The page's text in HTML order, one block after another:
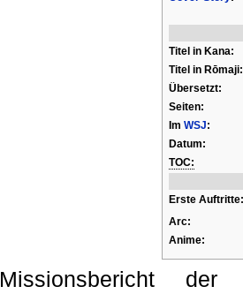
Titel in Kana:
Titel in Rōmaji:
Übersetzt:
Seiten:
Im WSJ:
Datum:
TOC:
Erste Auftritte:
Arc:
Anime:
Missionsbericht